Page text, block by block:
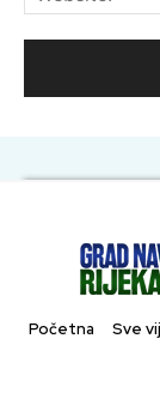
Početna Sve